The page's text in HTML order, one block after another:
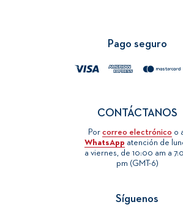
CONTÁCTANOS
Por correo electrónico o
WhatsApp atención de
a viernes, de 10:00 am a
pm (GMT-6)
Síguenos
Pago seguro